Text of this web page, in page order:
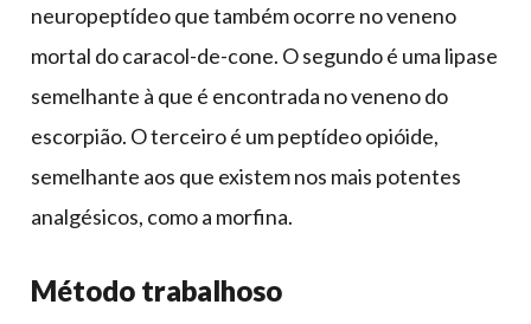
neuropeptídeo que também ocorre no veneno
mortal do caracol-de-cone. O segundo é uma lipase
semelhante à que é encontrada no veneno do
escorpião. O terceiro é um peptídeo opióide,
semelhante aos que existem nos mais potentes
analgésicos, como a morfina.
Método trabalhoso